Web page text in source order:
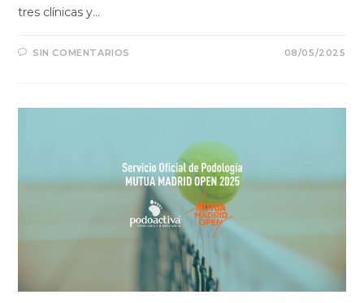
tres clínicas y…
SIN COMENTARIOS 08/05/2025